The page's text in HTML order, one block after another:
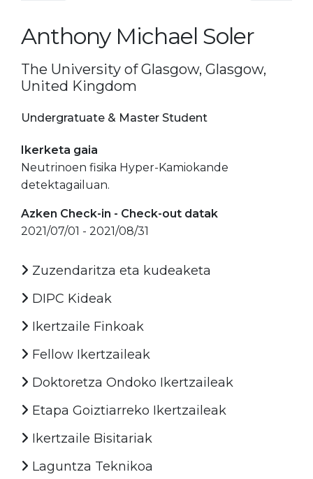
Anthony Michael Soler
The University of Glasgow, Glasgow,
United Kingdom
Undergratuate & Master Student
Ikerketa gaia
Neutrinoen fisika Hyper-Kamiokande
detektagailuan.
Azken Check-in - Check-out datak
2021/07/01 - 2021/08/31
Zuzendaritza eta kudeaketa
DIPC Kideak
Ikertzaile Finkoak
Fellow Ikertzaileak
Doktoretza Ondoko Ikertzaileak
Etapa Goiztiarreko Ikertzaileak
Ikertzaile Bisitariak
Laguntza Teknikoa